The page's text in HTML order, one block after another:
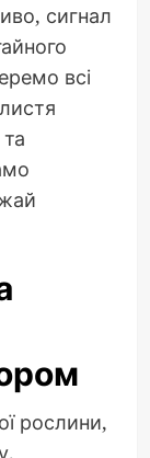
сигнал
всі
рослини,